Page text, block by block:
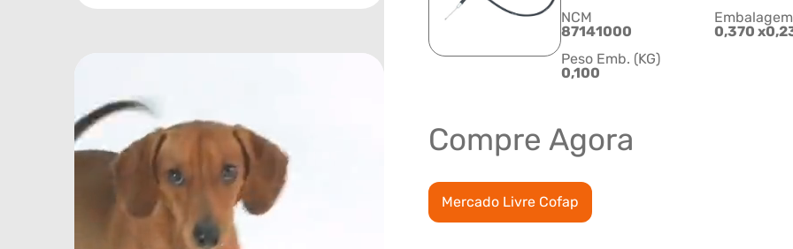
NCM
87141000
0,370
Peso Emb. (KG)
0,100
Compre Agora
Mercado Livre Cofap